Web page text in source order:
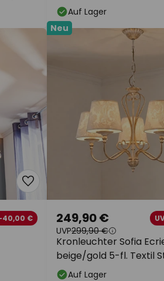
Auf Lager
40,00 €
Neu
Kronleuchter Sofia
beige/gold 5-fl. Textil
249,90 €
UVP299,90 €
Auf Lager